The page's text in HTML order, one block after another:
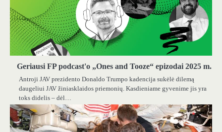
Geriausi FP podcast'o „Ones and Tooze“ epizodai 2025 m.
Antroji JAV prezidento Donaldo Trumpo kadencija sukėlė dilemą
daugeliui JAV žiniasklaidos priemonių. Kasdieniame gyvenime jis yra
toks didelis – dėl…